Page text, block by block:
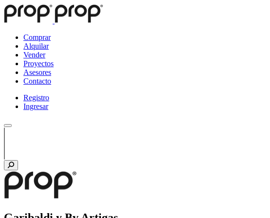
Comprar
Alquilar
Vender
Proyectos
Asesores
Contacto
Registro
Ingresar